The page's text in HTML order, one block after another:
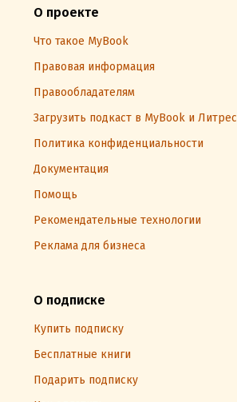
О проекте
Что такое MyBook
Правовая информация
Правообладателям
Загрузить подкаст в MyBook и Литрес
Политика конфиденциальности
Документация
Помощь
Рекомендательные технологии
Реклама для бизнеса
О подписке
Купить подписку
Бесплатные книги
Подарить подписку